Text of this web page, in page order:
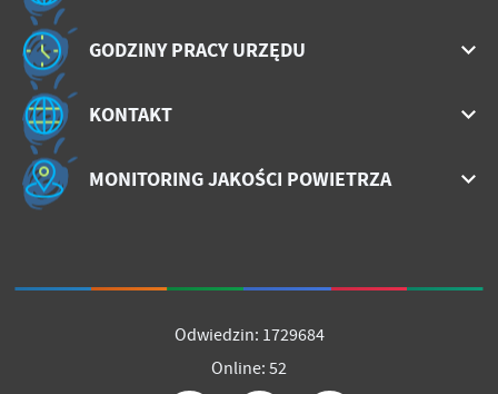
GODZINY PRACY URZĘDU
KONTAKT
MONITORING JAKOŚCI POWIETRZA
Odwiedzin: 1729684
Online: 52